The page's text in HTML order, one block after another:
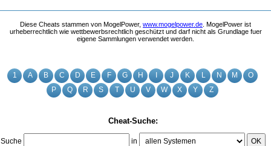
1 A B C D E F G H J K L N M
O
P
Q R S T U V W X Y Z
Cheat-Suche:
Suche in OK
Diese Cheats stammen von MogelPower, www.mogelpower.de . MogelPower ist
urheberrechtlich wie wettbewerbsrechtlich geschützt und darf nicht als Grundlage fuer
eigene Sammlungen verwendet werden.